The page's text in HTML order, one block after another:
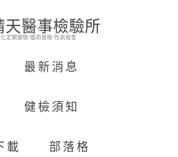
天醫事檢驗所
定期健檢/婚前健檢/性病檢查
最新消息
健檢須知
載 部落格